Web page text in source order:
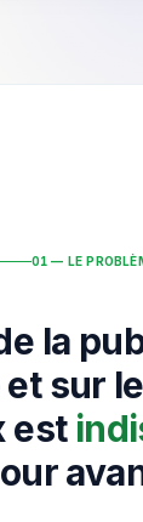
01 — LE
la
et sur
est